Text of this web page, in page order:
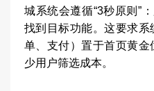
城系统会遵循“3秒原则”
找到目标功能。这要求
单、支付）置于首页黄
少用户筛选成本。